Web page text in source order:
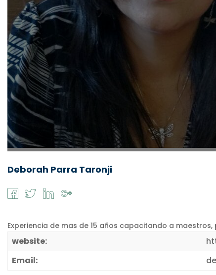
Deborah Parra Taronji
Experiencia de mas de 15 años capacitando a
website:
Email: